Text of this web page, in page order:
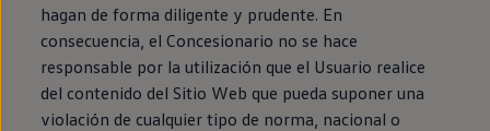
hagan de forma diligente y prudente. En
consecuencia, el Concesionario no se hace
responsable por la utilización que el Usuario realice
del contenido del Sitio Web que pueda suponer una
violación de cualquier tipo de norma, nacional o